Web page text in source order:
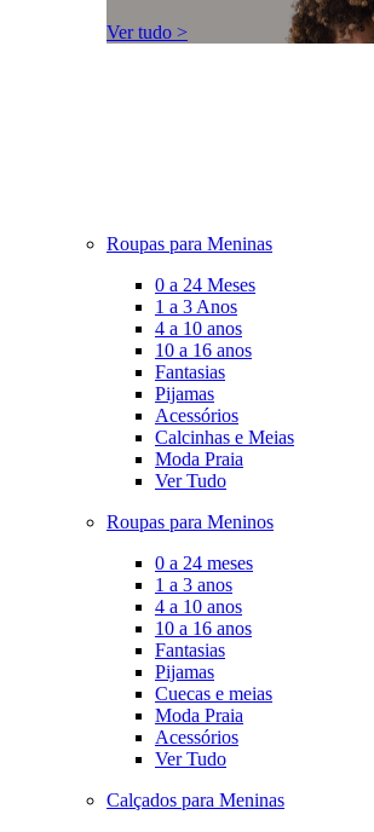
Ver tudo >
Roupas para Meninas
0 a 24 Meses
1 a 3 Anos
4 a 10 anos
10 a 16 anos
Fantasias
Pijamas
Acessórios
Calcinhas e Meias
Moda Praia
Ver Tudo
Roupas para Meninos
0 a 24 meses
1 a 3 anos
4 a 10 anos
10 a 16 anos
Fantasias
Pijamas
Cuecas e meias
Moda Praia
Acessórios
Ver Tudo
Calçados para Meninas